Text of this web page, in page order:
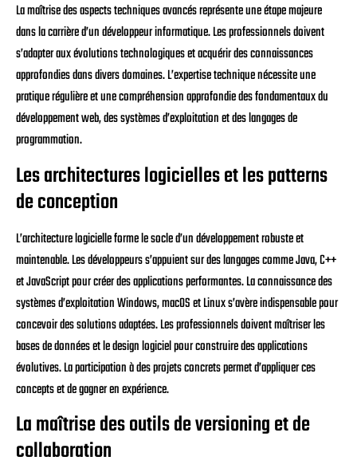
La maîtrise des aspects techniques avancés représente une étape majeure
dans la carrière d’un développeur informatique. Les professionnels doivent
s’adapter aux évolutions technologiques et acquérir des connaissances
approfondies dans divers domaines. L’expertise technique nécessite une
pratique régulière et une compréhension approfondie des fondamentaux du
développement web, des systèmes d’exploitation et des langages de
programmation.
Les architectures logicielles et les patterns
de conception
L’architecture logicielle forme le socle d’un développement robuste et
maintenable. Les développeurs s’appuient sur des langages comme Java, C++
et JavaScript pour créer des applications performantes. La connaissance des
systèmes d’exploitation Windows, macOS et Linux s’avère indispensable pour
concevoir des solutions adaptées. Les professionnels doivent maîtriser les
bases de données et le design logiciel pour construire des applications
évolutives. La participation à des projets concrets permet d’appliquer ces
concepts et de gagner en expérience.
La maîtrise des outils de versioning et de
collaboration